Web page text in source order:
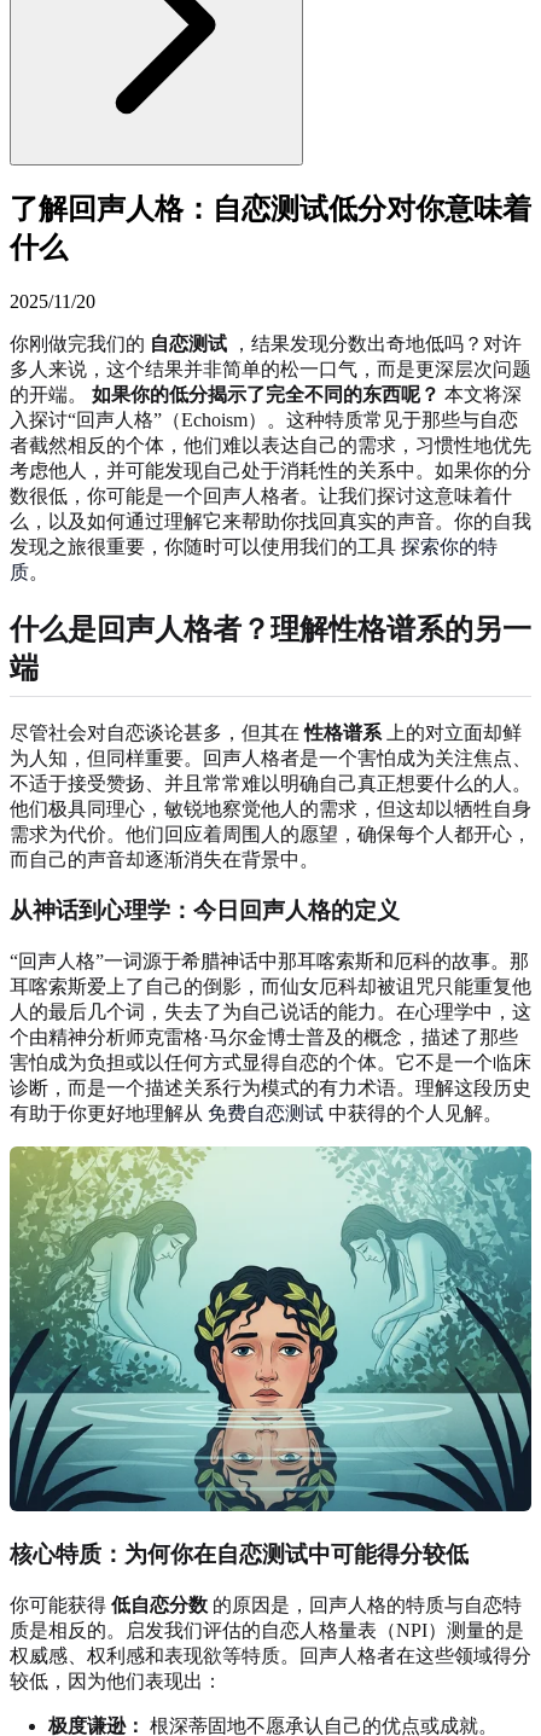
了解回声人格：自恋测试低分对你意味着
什么
2025/11/20
你刚做完我们的 自恋测试 ，结果发现分数出奇地低吗？对许
多人来说，这个结果并非简单的松一口气，而是更深层次问题
的开端。 如果你的低分揭示了完全不同的东西呢？ 本文将深
入探讨“回声人格”（Echoism）。这种特质常见于那些与自恋
者截然相反的个体，他们难以表达自己的需求，习惯性地优先
考虑他人，并可能发现自己处于消耗性的关系中。如果你的分
数很低，你可能是一个回声人格者。让我们探讨这意味着什
么，以及如何通过理解它来帮助你找回真实的声音。你的自我
发现之旅很重要，你随时可以使用我们的工具 探索你的特
质。
什么是回声人格者？理解性格谱系的另一
端
尽管社会对自恋谈论甚多，但其在性格谱系 上的对立面却鲜
为人知，但同样重要。回声人格者是一个害怕成为关注焦点、
不适于接受赞扬、并且常常难以明确自己真正想要什么的人。
他们极具同理心，敏锐地察觉他人的需求，但这却以牺牲自身
需求为代价。他们回应着周围人的愿望，确保每个人都开心，
而自己的声音却逐渐消失在背景中。
从神话到心理学：今日回声人格的定义
“回声人格”一词源于希腊神话中那耳喀索斯和厄科的故事。那
耳喀索斯爱上了自己的倒影，而仙女厄科却被诅咒只能重复他
人的最后几个词，失去了为自己说话的能力。在心理学中，这
个由精神分析师克雷格·马尔金博士普及的概念，描述了那些
害怕成为负担或以任何方式显得自恋的个体。它不是一个临床
诊断，而是一个描述关系行为模式的有力术语。理解这段历史
有助于你更好地理解从 免费自恋测试 中获得的个人见解。
核心特质：为何你在自恋测试中可能得分较低
你可能获得 低自恋分数 的原因是，回声人格的特质与自恋特
质是相反的。启发我们评估的自恋人格量表（NPI）测量的是
权威感、权利感和表现欲等特质。回声人格者在这些领域得分
较低，因为他们表现出：
极度谦逊： 根深蒂固地不愿承认自己的优点或成就。